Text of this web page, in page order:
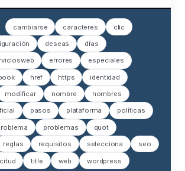
cambiarse caracteres clic
deseas días
errores especiales
href https identidad
modificar nombre nombres
pasos plataforma políticas
problemas quot
reglas requisitos selecciona seo
title web wordpress